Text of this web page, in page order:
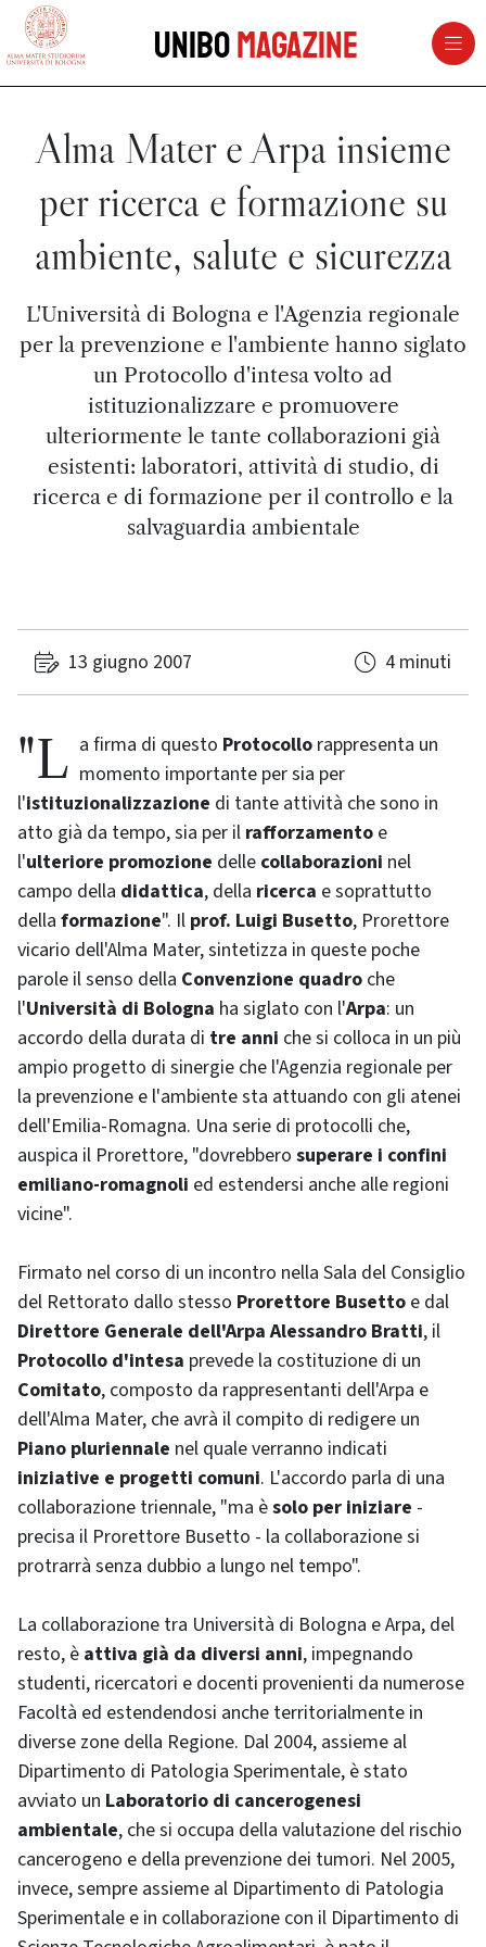
vai al contenuto della pagina
UniboMagazine
Alma Mater e Arpa insieme
per ricerca e formazione su
ambiente, salute e sicurezza
L'Università di Bologna e l'Agenzia regionale
per la prevenzione e l'ambiente hanno siglato
un Protocollo d'intesa volto ad
istituzionalizzare e promuovere
ulteriormente le tante collaborazioni già
esistenti: laboratori, attività di studio, di
ricerca e di formazione per il controllo e la
salvaguardia ambientale
13 giugno 2007 4 minuti
"La firma di questo Protocollo rappresenta un
momento importante per sia per
l'istituzionalizzazione di tante attività che sono in
atto già da tempo, sia per il rafforzamento e
l'ulteriore promozione delle collaborazioni nel
campo della didattica, della ricerca e soprattutto
della formazione". Il prof. Luigi Busetto, Prorettore
vicario dell'Alma Mater, sintetizza in queste poche
parole il senso della Convenzione quadro che
l'Università di Bologna ha siglato con l'Arpa: un
accordo della durata di tre anni che si colloca in un più
ampio progetto di sinergie che l'Agenzia regionale per
la prevenzione e l'ambiente sta attuando con gli atenei
dell'Emilia-Romagna. Una serie di protocolli che,
auspica il Prorettore, "dovrebbero superare i confini
emiliano-romagnoli ed estendersi anche alle regioni
vicine".
Firmato nel corso di un incontro nella Sala del Consiglio
del Rettorato dallo stesso Prorettore Busetto e dal
Direttore Generale dell'Arpa Alessandro Bratti, il
Protocollo d'intesa prevede la costituzione di un
Comitato, composto da rappresentanti dell'Arpa e
dell'Alma Mater, che avrà il compito di redigere un
Piano pluriennale nel quale verranno indicati
iniziative e progetti comuni. L'accordo parla di una
collaborazione triennale, "ma èsolo per iniziare -
precisa il Prorettore Busetto - la collaborazione si
protrarrà senza dubbio a lungo nel tempo".
La collaborazione tra Università di Bologna e Arpa, del
resto, è attiva già da diversi anni, impegnando
studenti, ricercatori e docenti provenienti da numerose
Facoltà ed estendendosi anche territorialmente in
diverse zone della Regione. Dal 2004, assieme al
Dipartimento di Patologia Sperimentale, è stato
avviato un Laboratorio di cancerogenesi
ambientale, che si occupa della valutazione del rischio
cancerogeno e della prevenzione dei tumori. Nel 2005,
invece, sempre assieme al Dipartimento di Patologia
Sperimentale e in collaborazione con il Dipartimento di